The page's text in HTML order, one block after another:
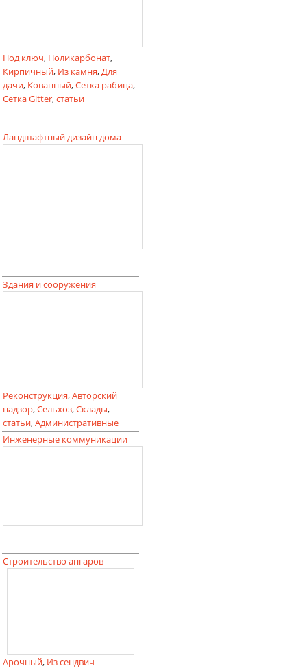
Под ключ, Поликарбонат,
Кирпичный, Из камня,Для
дачи, Кованный,Сетка рабица,
Сетка Gitter,статьи
Ландшафтный дизайн дома
Здания и сооружения
Реконструкция,Авторский
надзор,Сельхоз,Склады,
статьи,Административные
Инженерные коммуникации
Строительство ангаров
Арочный, Из сендвич-